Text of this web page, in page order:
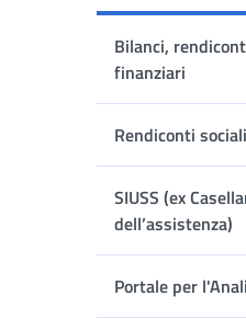
Bilanci,
finanziari
Apri
Rendiconti sociali
SIUSS (ex
dell’assistenza)
Portale per